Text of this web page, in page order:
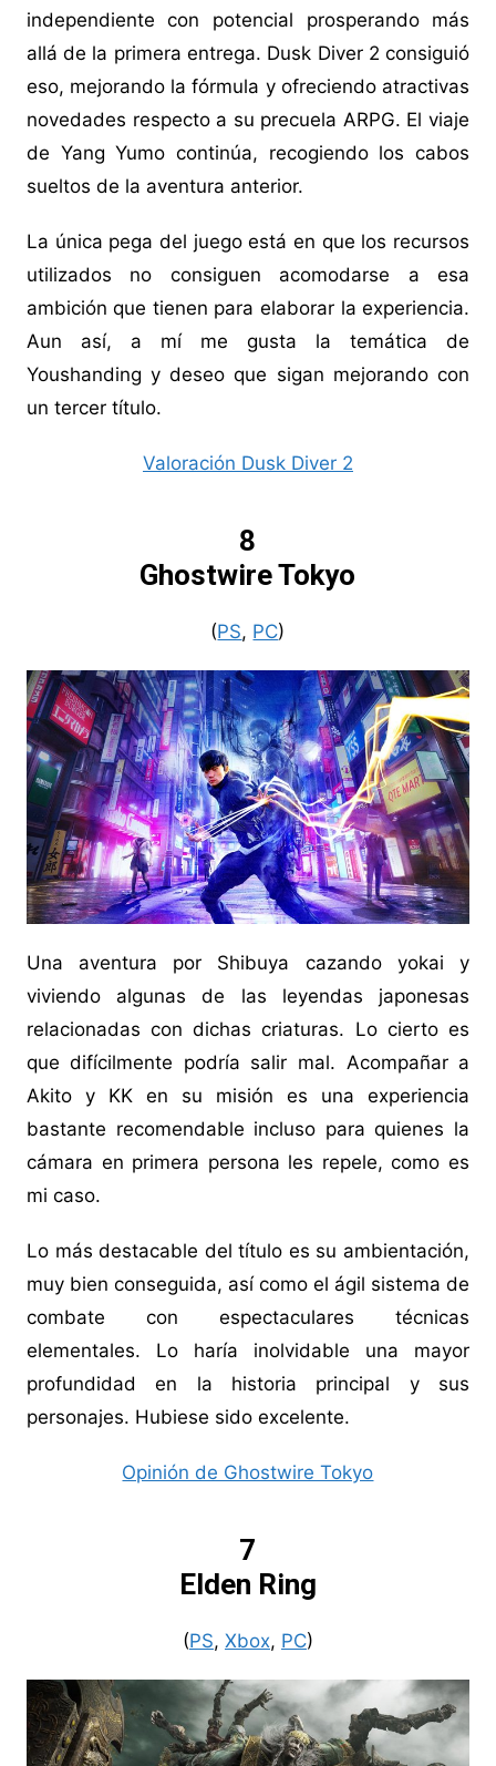
independiente con potencial prosperando más
allá de la primera entrega. Dusk Diver 2 consiguió
eso, mejorando la fórmula y ofreciendo atractivas
novedades respecto a su precuela ARPG. El viaje
de Yang Yumo continúa, recogiendo los cabos
sueltos de la aventura anterior.
La única pega del juego está en que los recursos
utilizados no consiguen acomodarse a esa
ambición que tienen para elaborar la experiencia.
Aun así, a mí me gusta la temática de
Youshanding y deseo que sigan mejorando con
un tercer título.
Valoración Dusk Diver 2
8
Ghostwire Tokyo
(PS, PC)
Una aventura por Shibuya cazando yokai y
viviendo algunas de las leyendas japonesas
relacionadas con dichas criaturas. Lo cierto es
que difícilmente podría salir mal. Acompañar a
Akito y KK en su misión es una experiencia
bastante recomendable incluso para quienes la
cámara en primera persona les repele, como es
mi caso.
Lo más destacable del título es su ambientación,
muy bien conseguida, así como el ágil sistema de
combate con espectaculares técnicas
elementales. Lo haría inolvidable una mayor
profundidad en la historia principal y sus
personajes. Hubiese sido excelente.
Opinión de Ghostwire Tokyo
7
Elden Ring
(PS, Xbox, PC)